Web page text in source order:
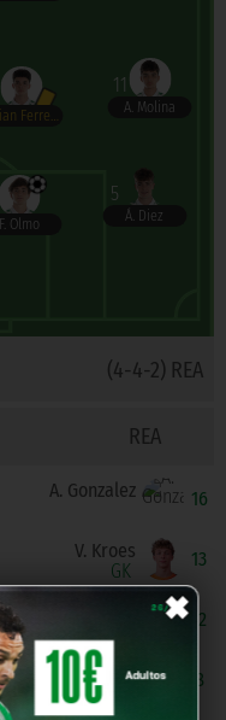
×
(4-4-2) REA
F. Olmo
5
Á. Diez
Kilian Ferreira
11
A. Molina
REA
16
A. Gonzalez
13
GK
V. Kroes
12
8
A. Camino